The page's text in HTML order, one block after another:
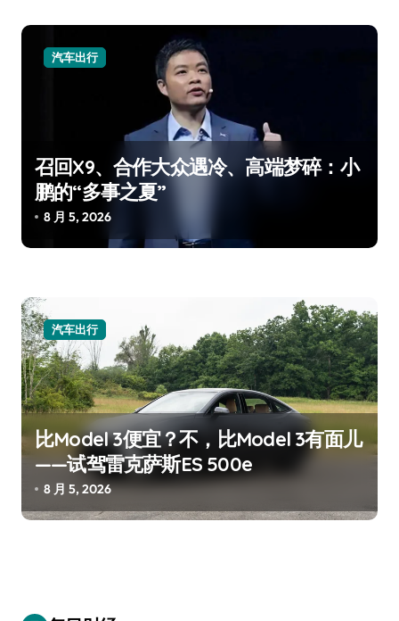
汽车出行
召回X9、合作大众遇冷、高端梦碎：小
鹏的“多事之夏”
8 月 5, 2026
汽车出行
比Model 3便宜？不，比Model 3有面儿
——试驾雷克萨斯ES 500e
8 月 5, 2026